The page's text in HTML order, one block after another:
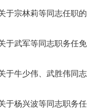
于宗林莉等同志任职的
于武军等同志职务任免
于牛少伟、武胜伟同志
于杨兴波等同志职务任